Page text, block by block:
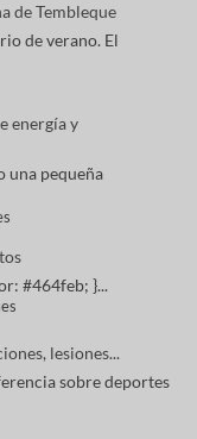
de Tembleque
de verano. El
energía y
una pequeña
#464feb; }...
lesiones...
sobre deportes